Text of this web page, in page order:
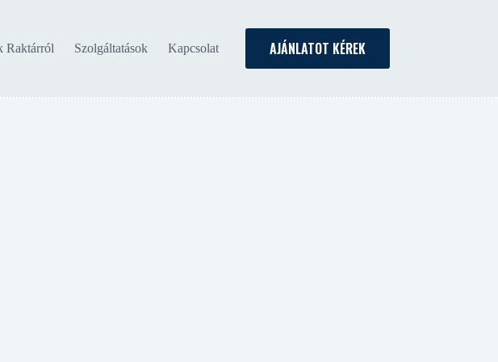
Raktárról Szolgáltatások Kapcsolat AJÁNLATOT KÉREK